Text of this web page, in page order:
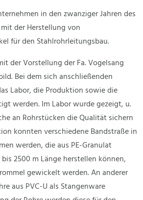
in den zwanziger Jahren des
der Herstellung von
für den Stahlrohrleitungsbau.
der Vorstellung der Fa. Vogelsang
Bei dem sich anschließenden
Labor, die Produktion sowie die
werden. Im Labor wurde gezeigt, u.
an Rohrstücken die Qualität sichern
konnten verschiedene Bandstraße in
werden, die aus PE-Granulat
2500 m Länge herstellen können,
gewickelt werden. An anderer
aus PVC-U als Stangenware